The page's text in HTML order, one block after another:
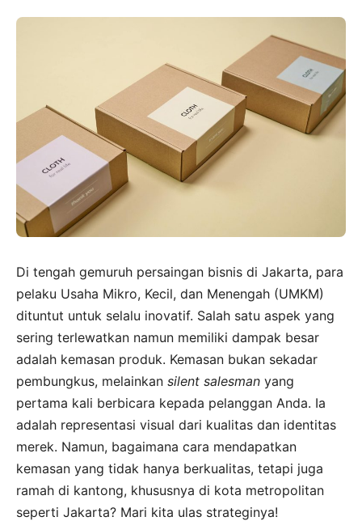
Di tengah gemuruh persaingan bisnis di Jakarta, para
pelaku Usaha Mikro, Kecil, dan Menengah (UMKM)
dituntut untuk selalu inovatif. Salah satu aspek yang
sering terlewatkan namun memiliki dampak besar
adalah kemasan produk. Kemasan bukan sekadar
pembungkus, melainkan silent salesman yang
pertama kali berbicara kepada pelanggan Anda. Ia
adalah representasi visual dari kualitas dan identitas
merek. Namun, bagaimana cara mendapatkan
kemasan yang tidak hanya berkualitas, tetapi juga
ramah di kantong, khususnya di kota metropolitan
seperti Jakarta? Mari kita ulas strateginya!